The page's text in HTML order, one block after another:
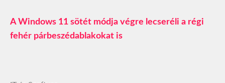
A Windows 11 sötét módja végre lecseréli a régi
fehér párbeszédablakokat is